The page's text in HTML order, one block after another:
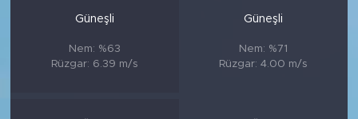
Güneşli
Nem: %63
Rüzgar: 6.39 m/s
Güneşli
Nem: %71
Rüzgar: 4.00 m/s